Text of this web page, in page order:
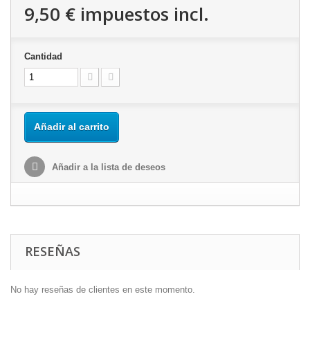
9,50 € impuestos incl.
Cantidad
Añadir al carrito
Añadir a la lista de deseos
RESEÑAS
No hay reseñas de clientes en este momento.